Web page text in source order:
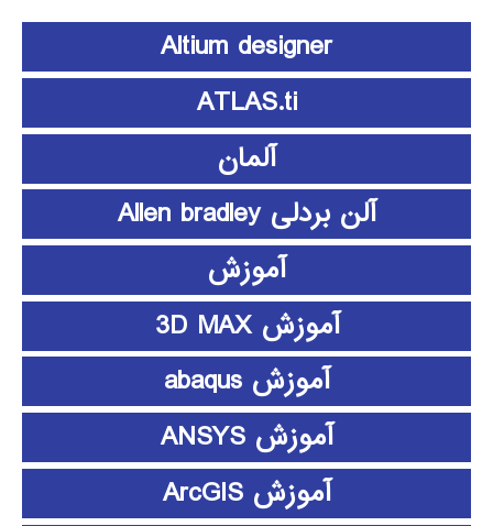
Altium designer
ATLAS.ti
آلمان
آلن بردلی Allen bradley
آموزش
آموزش 3D MAX
آموزش abaqus
آموزش ANSYS
آموزش ArcGIS